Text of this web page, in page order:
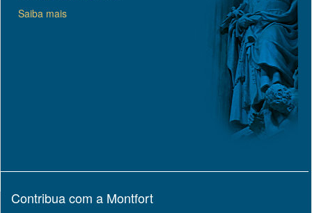
Saiba mais
Contribua com a Montfort